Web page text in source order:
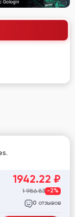
1942.22 ₽
1 986.83 -2%
0 отзывов